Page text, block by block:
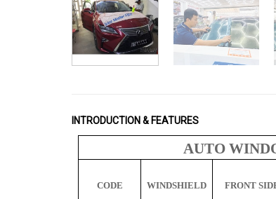
INTRODUCTION & FEATURES
AUTO
CODE WINDSHIELD FRONT